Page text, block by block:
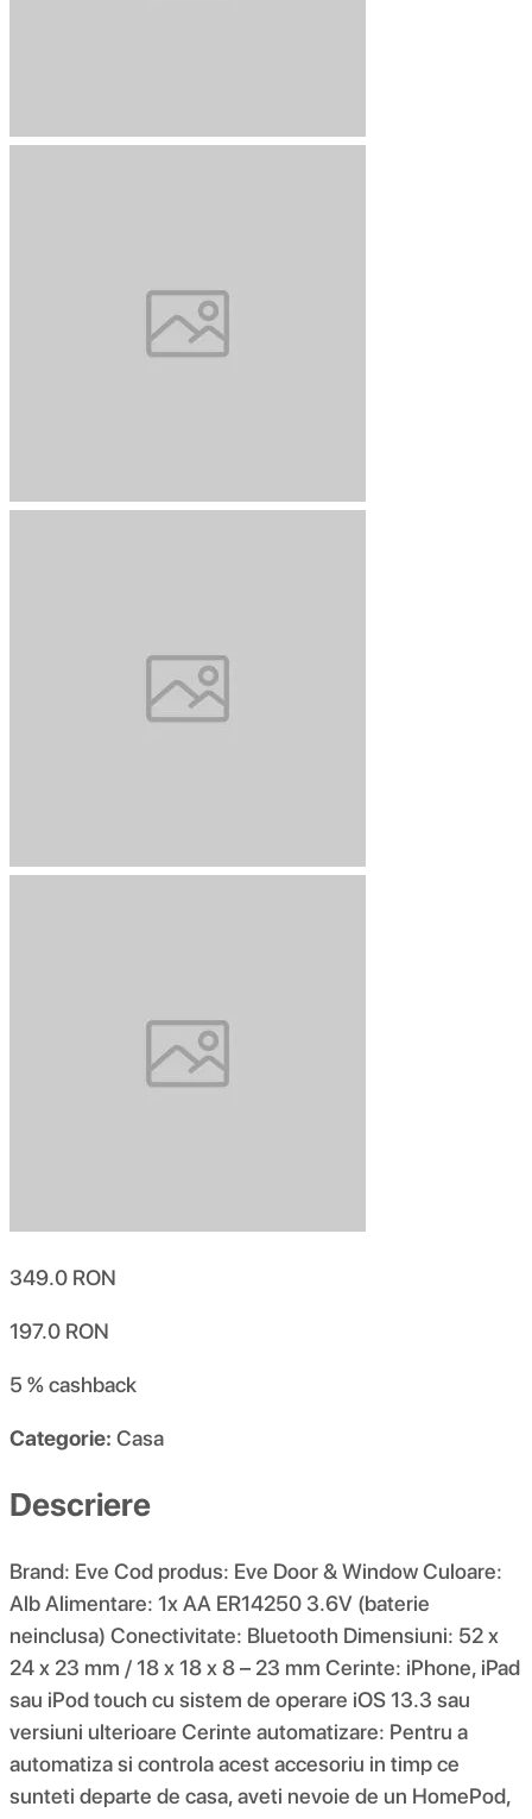
349.0 RON
197.0 RON
5 %cashback
Categorie: Casa
Descriere
Brand: Eve Cod produs: Eve Door & Window Culoare:
Alb Alimentare: 1x AA ER14250 3.6V (baterie
neinclusa) Conectivitate: Bluetooth Dimensiuni: 52 x
24 x 23 mm / 18 x 18 x 8 – 23 mm Cerinte: iPhone, iPad
sau iPod touch cu sistem de operare iOS 13.3 sau
versiuni ulterioare Cerinte automatizare: Pentru a
automatiza si controla acest accesoriu in timp ce
sunteti departe de casa, aveti nevoie de un HomePod,